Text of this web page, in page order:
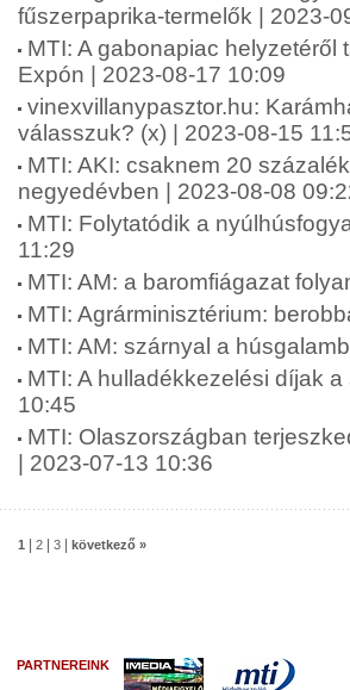
fűszerpaprika-termelők | 2023-
MTI: A gabonapiac
Expón | 2023-08-17 10:09
vinexvillanypasztor.hu:
válasszuk? (x) | 2023-08-15
MTI: AKI: csaknem 20
negyedévben | 2023-08-08
MTI: Folytatódik a
11:29
MTI: AM: a baromfiágazat
MTI: Agrárminisztérium:
MTI: AM: szárnyal a
MTI: A hulladékkezelési díjak
10:45
MTI: Olaszországban
| 2023-07-13 10:36
1 2 3 következő »
PARTNEREINK